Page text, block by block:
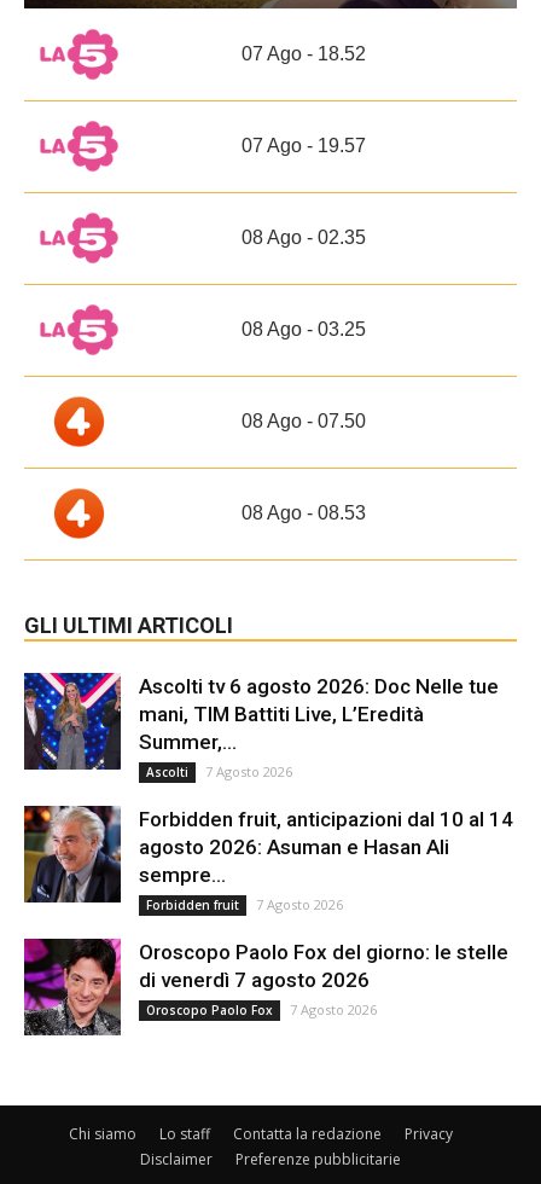
07 Ago - 18.52
07 Ago - 19.57
08 Ago - 02.35
08 Ago - 03.25
08 Ago - 07.50
08 Ago - 08.53
GLI ULTIMI ARTICOLI
Ascolti tv 6 agosto 2026: Doc Nelle tue
mani, TIM Battiti Live, L’Eredità
Summer,...
Ascolti 7 Agosto 2026
Forbidden fruit, anticipazioni dal 10 al 14
agosto 2026: Asuman e Hasan Ali
sempre...
Forbidden fruit 7 Agosto 2026
Oroscopo Paolo Fox del giorno: le stelle
di venerdì 7 agosto 2026
Oroscopo Paolo Fox 7 Agosto 2026
Chi siamo Lo staff Contatta la redazione
Privacy
Disclaimer
Preferenze pubblicitarie